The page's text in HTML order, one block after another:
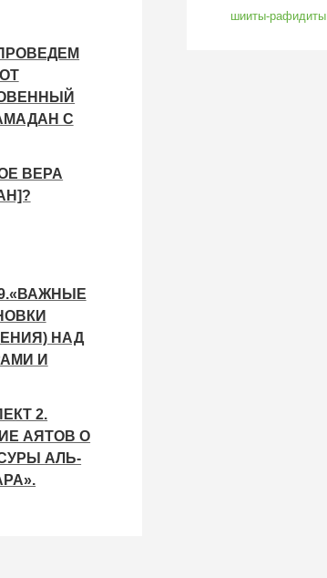
С
ВЕРА
НАД
И
2.
АЯТОВ О
АЛЬ-
шииты-рафидиты